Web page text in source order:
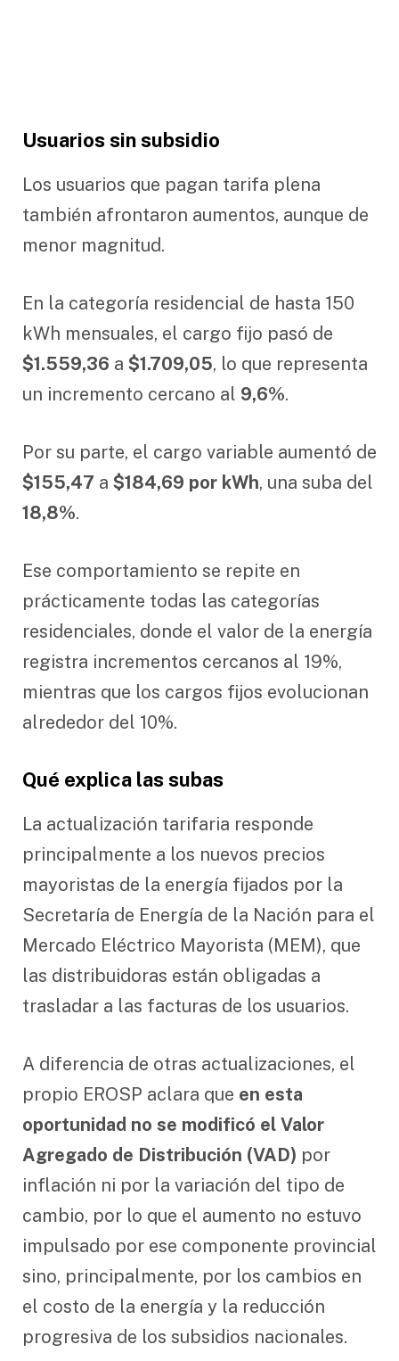
Usuarios sin subsidio
Los usuarios que pagan tarifa plena
también afrontaron aumentos, aunque de
menor magnitud.
En la categoría residencial de hasta 150
kWh mensuales, el cargo fijo pasó de
$1.559,36 a $1.709,05, lo que representa
un incremento cercano al 9,6%.
Por su parte, el cargo variable aumentó de
$155,47 a $184,69 por kWh, una suba del
18,8%.
Ese comportamiento se repite en
prácticamente todas las categorías
residenciales, donde el valor de la energía
registra incrementos cercanos al 19%,
mientras que los cargos fijos evolucionan
alrededor del 10%.
Qué explica las subas
La actualización tarifaria responde
principalmente a los nuevos precios
mayoristas de la energía fijados por la
Secretaría de Energía de la Nación para el
Mercado Eléctrico Mayorista (MEM), que
las distribuidoras están obligadas a
trasladar a las facturas de los usuarios.
A diferencia de otras actualizaciones, el
propio EROSP aclara que en esta
oportunidad no se modificó el Valor
Agregado de Distribución (VAD) por
inflación ni por la variación del tipo de
cambio, por lo que el aumento no estuvo
impulsado por ese componente provincial
sino, principalmente, por los cambios en
el costo de la energía y la reducción
progresiva de los subsidios nacionales.